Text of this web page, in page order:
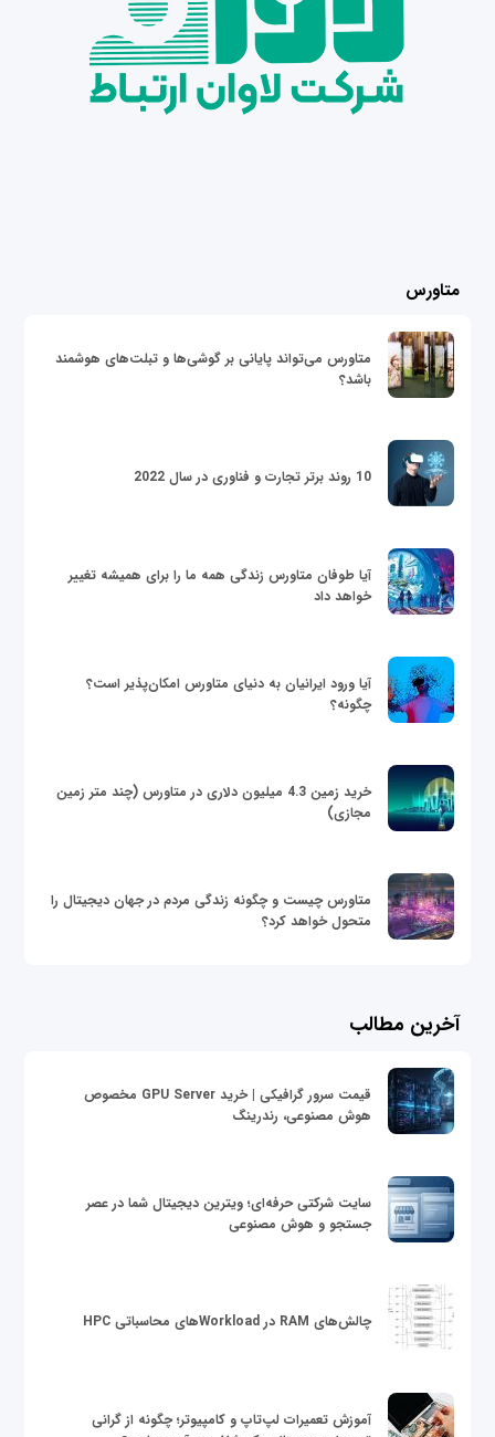
متاورس
متاورس می‌تواند پایانی بر گوشی‌ها و تبلت‌های هوشمند
باشد؟
10 روند برتر تجارت و فناوری در سال 2022
آیا طوفان متاورس زندگی همه ما را برای همیشه تغییر
خواهد داد
آیا ورود ایرانیان به دنیای متاورس امکان‌پذیر است؟
چگونه؟
خرید زمین 4.3 میلیون دلاری در متاورس (چند متر زمین
مجازی)
متاورس چیست و چگونه زندگی مردم در جهان دیجیتال را
متحول خواهد کرد؟
آخرین مطالب
قیمت سرور گرافیکی | خرید GPU Server مخصوص
هوش مصنوعی، رندرینگ
سایت شرکتی حرفه‌ای؛ ویترین دیجیتال شما در عصر
جستجو و هوش مصنوعی
چالش‌های RAM در Workloadهای محاسباتی HPC
آموزش تعمیرات لپ‌تاپ و کامپیوتر؛ چگونه از گرانی